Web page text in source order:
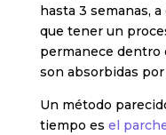
hasta 3 semanas,
que tener un
permanece dentro
son absorbidas
Un método
tiempo es el